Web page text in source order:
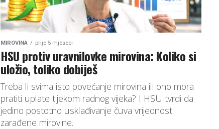
MIROVINA prije 5 mjeseci
HSU protiv uravnilovke mirovina: Koliko si
uložio, toliko dobiješ
Treba li svima isto povećanje mirovina ili ono mora
pratiti uplate tijekom radnog vijeka? I HSU tvrdi da
jedino postotno usklađivanje čuva vrijednost
zarađene mirovine.